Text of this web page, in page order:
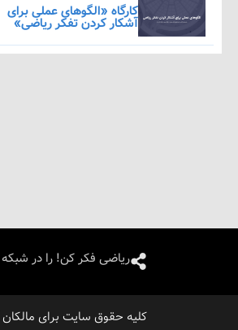
کارگاه «الگوهای عملی برای
آشکار کردن تفکر ریاضی»
ریاضی فکر کن! را در شبکه
کلیه حقوق سایت برای